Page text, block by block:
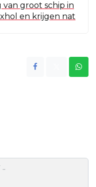
groot schip in
en krijgen nat